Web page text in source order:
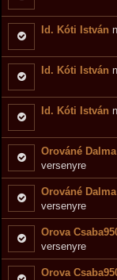
Id. Kóti István
Id. Kóti István
Id. Kóti István
Orováné Dalma
versenyre
Orováné Dalma
versenyre
Orova
versenyre
Orova